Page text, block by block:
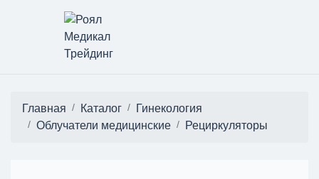
Главная Каталог
Гинекология
Облучатели медицинские
Рециркуляторы